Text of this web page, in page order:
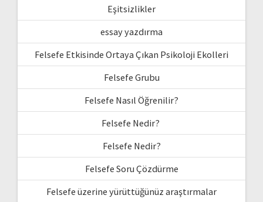
Eşitsizlikler
essay yazdırma
Felsefe Etkisinde Ortaya Çıkan Psikoloji Ekolleri
Felsefe Grubu
Felsefe Nasıl Öğrenilir?
Felsefe Nedir?
Felsefe Nedir?
Felsefe Soru Çözdürme
Felsefe üzerine yürüttüğünüz araştırmalar